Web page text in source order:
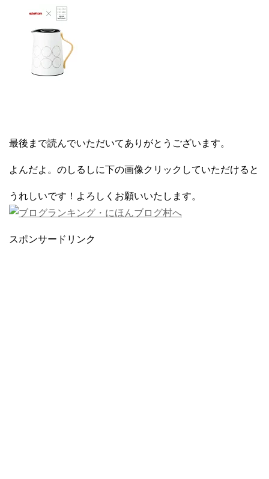
最後まで読んでいただいてありがとうございます。
よんだよ。のしるしに下の画像クリックしていただけると
うれしいです！よろしくお願いいたします。
スポンサードリンク